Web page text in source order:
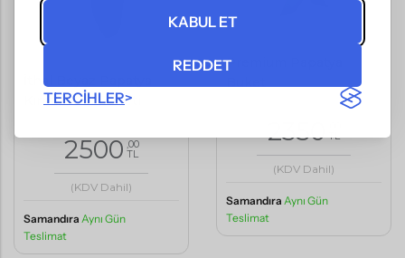
KABUL ET
REDDET
TERCIHLER
İthal Beyaz Papatya
Kırmızı Gül Buketi
2500 ,00
TL
(KDV Dahil)
Samandıra Aynı Gün
Teslimat
Premium Papatya
2350 TL
(KDV Dahil)
Samandıra Aynı Gün
Teslimat